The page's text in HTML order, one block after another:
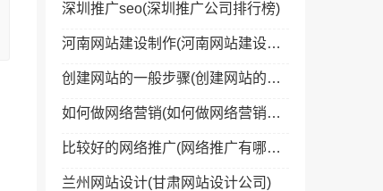
深圳推广seo(深圳推广公司排行榜)
河南网站建设制作(河南网站建设制作公司)
创建网站的一般步骤(创建网站的一般步骤包括)
如何做网络营销(如何做网络营销经理)
比较好的网络推广(网络推广有哪些网络平台)
兰州网站设计(甘肃网站设计公司)